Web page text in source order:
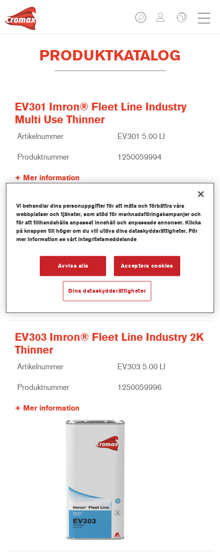
PRODUKTKATALOG
EV301 Imron® Fleet Line Industry
Multi Use Thinner
Artikelnummer EV301 5.00 LI
Produktnummer 1250059994
Mer information
EV303 Imron® Fleet Line Industry 2K
Thinner
Artikelnummer EV303 5.00 LI
Produktnummer 1250059996
Mer information
Vi behandlar dina personuppgifter för att mäta och förbättra våra
webbplatser och tjänster, som stöd för marknadsföringskampanjer och
för att tillhandahålla anpassat innehåll och anpassade annonser. Klicka
på knappen till höger om du vill utöva dina dataskyddsrättigheter. För
mer information se vårt integritetsmeddelande
Avvisa alla Acceptera cookies
Dina dataskyddsrättigheter